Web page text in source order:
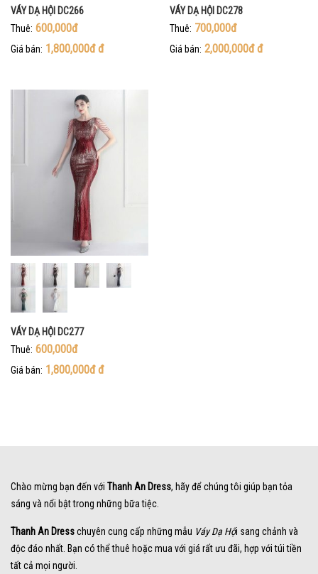
VÁY DẠ HỘI DC266
Thuê: 600,000đ
Giá bán: 1,800,000đđ
VÁY DẠ HỘI DC278
Thuê: 700,000đ
Giá bán: 2,000,000đđ
VÁY DẠ HỘI DC277
Thuê: 600,000đ
Giá bán: 1,800,000đđ
Chào mừng bạn đến với Thanh An Dress, hãy để chúng tôi giúp bạn tỏa
sáng và nổi bật trong những bữa tiệc.
Thanh An Dresschuyên cung cấp những mẫu Váy Dạ Hội sang chảnh và
độc đáo nhất. Bạn có thể thuê hoặc mua với giá rất ưu đãi, hợp với túi tiền
tất cả mọi người.